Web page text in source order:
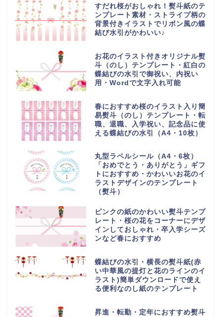
すだれ桜がおしゃれ！熨斗紙のテ
ンプレート素材・ストライプ柄の
背景付きイラストでリボン風の蝶
結び水引がかわいい♪
お花のイラスト付きオリジナル熨
斗（のし）テンプレート・紅白の
蝶結びの水引で御祝い、内祝い
用・Wordで文字入れ可能
春におすすめ桜のイラスト入り簡
易熨斗（のし）テンプレート・転
職、退職、入学祝い、記念品に使
える蝶結びの水引（A4・10枚）
丸型ラベルシール（A4・6枚）
「おめでとう・ありがとう」ギフ
トにおすすめ・かわいいお花のイ
ラストデザインのテンプレート
（熨斗）
ピンクの紙のかわいい熨斗テンプ
レート・桜の花をコーナーにデザ
インしておしゃれ・卒入学シーズ
ンなど春におすすめ
蝶結びの水引・横長の熨斗紙(赤
い中華風の提灯と花のラインのイ
ラスト)簡単ダウンロードで使え
る便利なのし紙のテンプレート
昇進・転勤・定年におすすめ熨斗